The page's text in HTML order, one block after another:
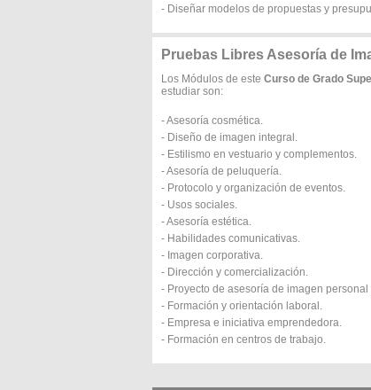
- Diseñar modelos de propuestas y
Pruebas Libres Asesoría de
Los Módulos de este Curso de Grado
estudiar son:
- Asesoría cosmética.
- Diseño de imagen integral.
- Estilismo en vestuario y complementos.
- Asesoría de peluquería.
- Protocolo y organización de eventos.
- Usos sociales.
- Asesoría estética.
- Habilidades comunicativas.
- Imagen corporativa.
- Dirección y comercialización.
- Proyecto de asesoría de imagen personal
- Formación y orientación laboral.
- Empresa e iniciativa emprendedora.
- Formación en centros de trabajo.